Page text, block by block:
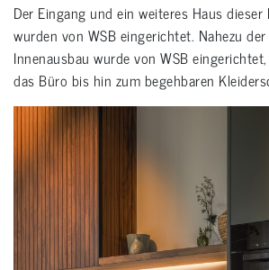
Der Eingang und ein weiteres Haus
wurden von WSB eingerichtet. Nahezu
Innenausbau wurde von WSB
das Büro bis hin zum begehbaren